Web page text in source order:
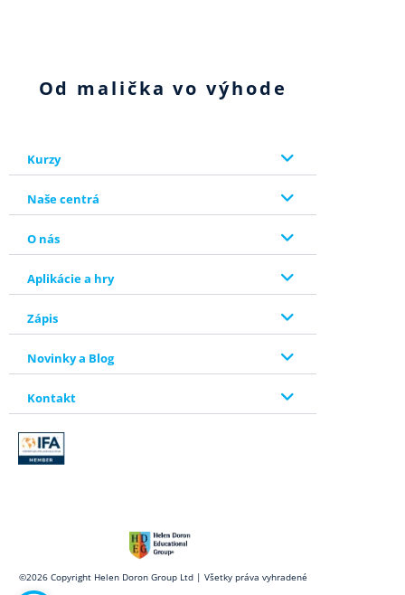
Od malička vo výhode
Kurzy
Naše centrá
O nás
Aplikácie a hry
Zápis
Novinky a Blog
Kontakt
©2026 Copyright Helen Doron Group Ltd | Všetky práva vyhradené